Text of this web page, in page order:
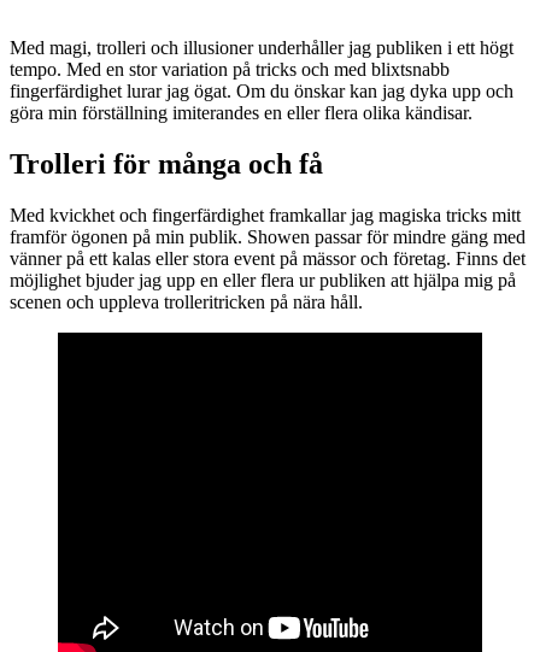
Med magi, trolleri och illusioner underhåller jag publiken i ett högt
tempo. Med en stor variation på tricks och med blixtsnabb
fingerfärdighet lurar jag ögat. Om du önskar kan jag dyka upp och
göra min förställning imiterandes en eller flera olika kändisar.
Trolleri för många och få
Med kvickhet och fingerfärdighet framkallar jag magiska tricks mitt
framför ögonen på min publik. Showen passar för mindre gäng med
vänner på ett kalas eller stora event på mässor och företag. Finns det
möjlighet bjuder jag upp en eller flera ur publiken att hjälpa mig på
scenen och uppleva trolleritricken på nära håll.